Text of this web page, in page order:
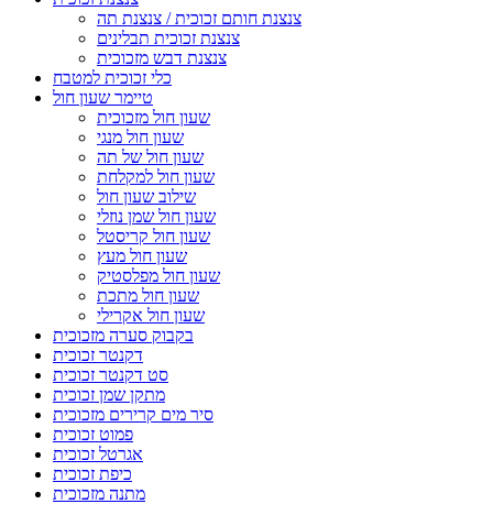
צנצנת חותם זכוכית / צנצנת תה
צנצנת זכוכית תבלינים
צנצנת דבש מזכוכית
כלי זכוכית למטבח
טיימר שעון חול
שעון חול מזכוכית
שעון חול מנגי
שעון חול של תה
שעון חול למקלחת
שילוב שעון חול
שעון חול שמן נוזלי
שעון חול קריסטל
שעון חול מעץ
שעון חול מפלסטיק
שעון חול מתכת
שעון חול אקרילי
בקבוק סערה מזכוכית
דקנטר זכוכית
סט דקנטר זכוכית
מתקן שמן זכוכית
סיר מים קרירים מזכוכית
פמוט זכוכית
אגרטל זכוכית
כיפת זכוכית
מתנה מזכוכית